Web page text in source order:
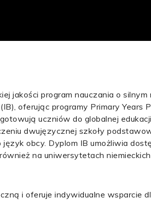
jakości program nauczania o
oferując programy Primary Years
uczniów do globalnej
dwujęzycznej szkoły
obcy. Dyplom IB umożliwia
na uniwersytetach
i oferuje indywidualne wsparcie